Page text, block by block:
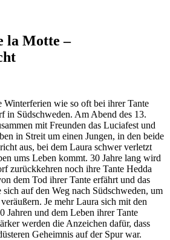
la Motte –
Winterferien wie so oft bei ihrer Tante
in Südschweden. Am Abend des 13.
mit Freunden das Luciafest und
in Streit um einen Jungen, in den beide
aus, bei dem Laura schwer verletzt
ums Leben kommt. 30 Jahre lang wird
zurückkehren noch ihre Tante Hedda
dem Tod ihrer Tante erfährt und das
auf den Weg nach Südschweden, um
Je mehr Laura sich mit den
Jahren und dem Leben ihrer Tante
werden die Anzeichen dafür, dass
Geheimnis auf der Spur war.